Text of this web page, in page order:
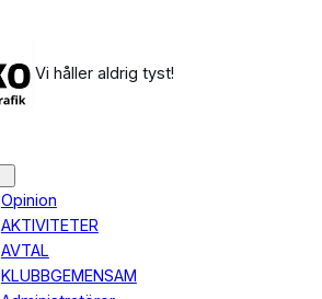
Vi håller aldrig tyst!
Opinion
AKTIVITETER
AVTAL
KLUBBGEMENSAM